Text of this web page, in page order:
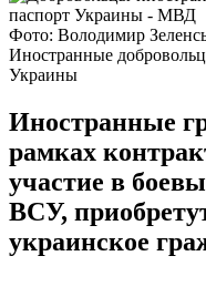
Фото: Володимир
Иностранные
Украины
Иностранные
рамках
участие в
ВСУ,
украинское